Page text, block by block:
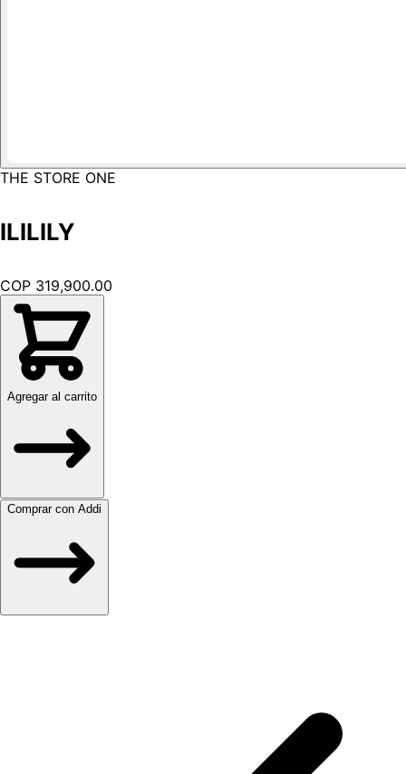
THE STORE ONE
ILILILY
COP 319,900.00
Agregar al carrito
Comprar con Addi